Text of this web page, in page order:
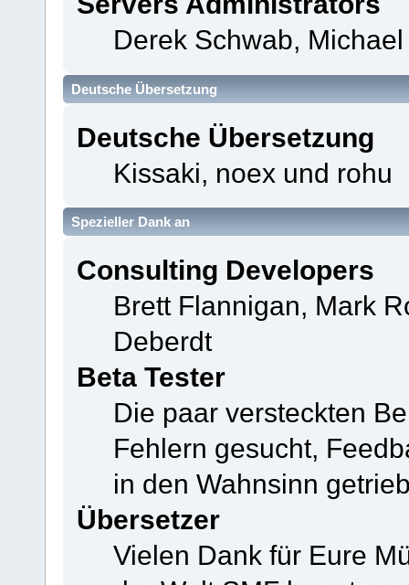
Derek Schwab,
Deutsche Übersetzung
Deutsche Übersetzung
Kissaki, noex und rohu
Spezieller Dank an
Consulting Developers
Brett Flannigan, Mark
Deberdt
Beta Tester
Die paar versteckten
Fehlern gesucht,
in den Wahnsinn
Übersetzer
Vielen Dank für Eure